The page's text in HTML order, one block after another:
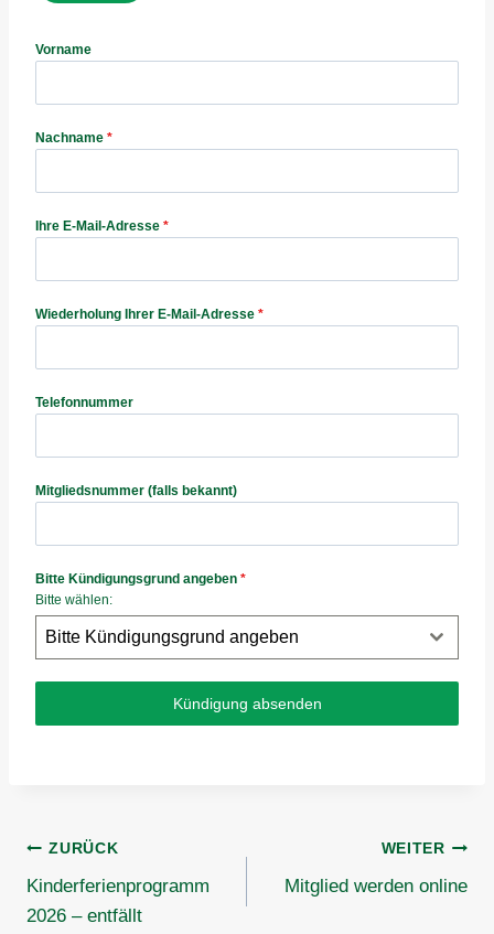
Vorname
Nachname *
Ihre E-Mail-Adresse *
Wiederholung Ihrer E-Mail-Adresse *
Telefonnummer
Mitgliedsnummer (falls bekannt)
Bitte Kündigungsgrund angeben *
Bitte wählen:
Bitte Kündigungsgrund angeben
Kündigung absenden
Beitragsnavigation
ZURÜCK
Kinderferienprogramm
2026 – entfällt
WEITER
Mitglied werden online